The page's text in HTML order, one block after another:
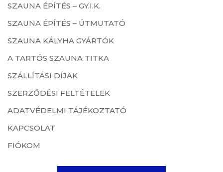
SZAUNA ÉPÍTÉS – GY.I.K.
SZAUNA ÉPÍTÉS – ÚTMUTATÓ
SZAUNA KÁLYHA GYÁRTÓK
A TARTÓS SZAUNA TITKA
SZÁLLÍTÁSI DÍJAK
SZERZŐDÉSI FELTÉTELEK
ADATVÉDELMI TÁJÉKOZTATÓ
KAPCSOLAT
FIÓKOM